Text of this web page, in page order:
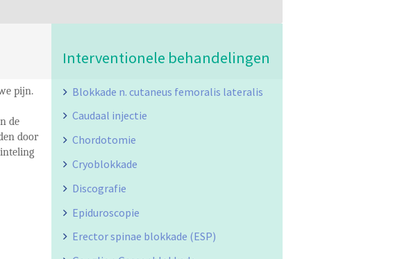
pijn.
de
door
Interventionele behandelingen
Blokkade n. cutaneus femoralis lateralis
Caudaal injectie
Chordotomie
Cryoblokkade
Discografie
Epiduroscopie
Erector spinae blokkade (ESP)